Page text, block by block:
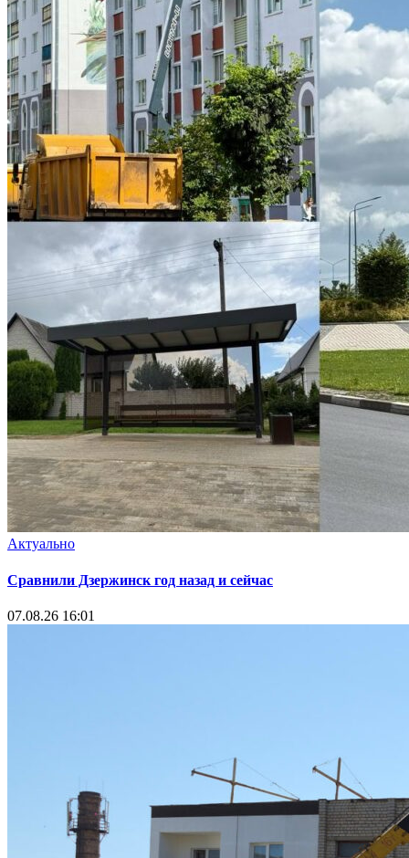
Актуально
Сравнили Дзержинск год назад и сейчас
07.08.26 16:01